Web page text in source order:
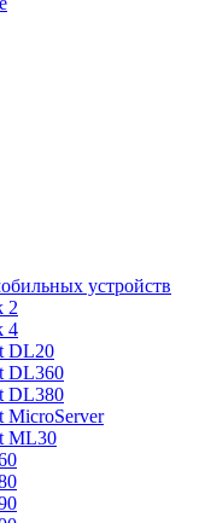
устройств
2
4
DL20
DL360
DL380
MicroServer
ML30